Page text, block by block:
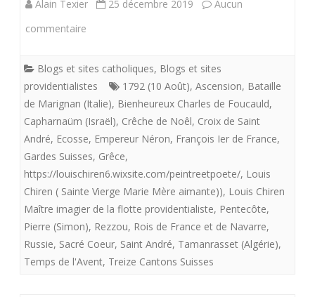
Alain Texier 25 décembre 2019
Aucun
commentaire
Maître
imagier
la
flotte
providentialiste”
Blogs et sites catholiques, Blogs et sites
providentialistes
1792 (10 Août), Ascension, Bataille
de Marignan (Italie), Bienheureux Charles de Foucauld,
Capharnaüm (Israël), Crêche de Noêl, Croix de Saint
André, Ecosse, Empereur Néron, François Ier de France,
Gardes Suisses, Grêce,
https://louischiren6.wixsite.com/peintreetpoete/, Louis
Chiren ( Sainte Vierge Marie Mère aimante)), Louis Chiren
Maître imagier de la flotte providentialiste, Pentecôte,
Pierre (Simon), Rezzou, Rois de France et de Navarre,
Russie, Sacré Coeur, Saint André, Tamanrasset (Algérie),
Temps de l'Avent, Treize Cantons Suisses